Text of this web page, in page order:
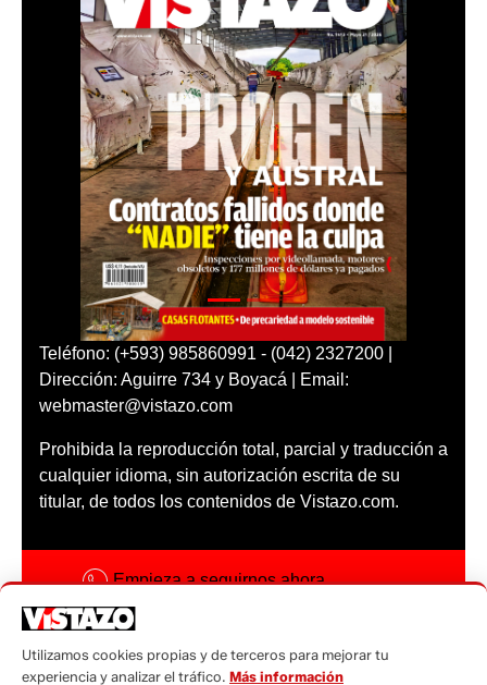
Teléfono: (+593) 985860991 - (042) 2327200 |
Dirección: Aguirre 734 y Boyacá | Email:
webmaster@vistazo.com
Prohibida la reproducción total, parcial y traducción a
cualquier idioma, sin autorización escrita de su
titular, de todos los contenidos de Vistazo.com.
Empieza a seguirnos ahora
Código ética
Utilizamos cookies propias y de terceros para mejorar tu
experiencia y analizar el tráfico. Más información